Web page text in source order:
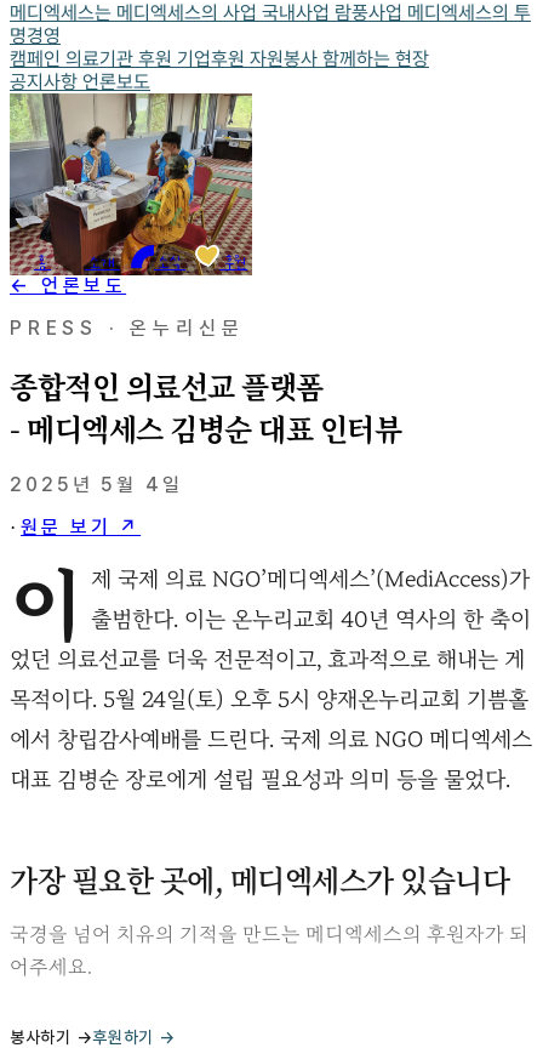
메디엑세스는 메디엑세스의 사업 국내사업 람풍사업 메디엑세스의 투
명경영
캠페인 의료기관 후원 기업후원 자원봉사 함께하는 현장
공지사항 언론보도
홈 소개 소식 후원
← 언론보도
PRESS · 온누리신문
종합적인 의료선교 플랫폼
- 메디엑세스 김병순 대표 인터뷰
2025년 5월 4일
· 원문 보기 ↗
이
제 국제 의료 NGO’메디엑세스’(MediAccess)가
출범한다. 이는 온누리교회 40년 역사의 한 축이
었던 의료선교를 더욱 전문적이고, 효과적으로 해내는 게
목적이다. 5월 24일(토) 오후 5시 양재온누리교회 기쁨홀
에서 창립감사예배를 드린다. 국제 의료 NGO 메디엑세스
대표 김병순 장로에게 설립 필요성과 의미 등을 물었다.
가장 필요한 곳에, 메디엑세스가 있습니다
국경을 넘어 치유의 기적을 만드는 메디엑세스의 후원자가 되
어주세요.
봉사하기 →후원하기 →